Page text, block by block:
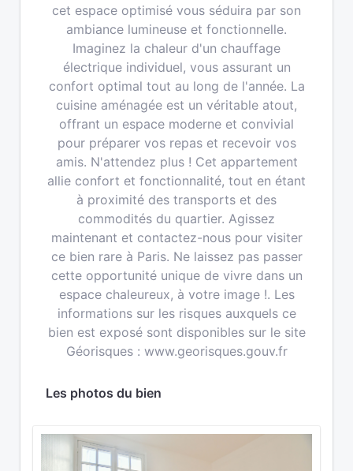
cet espace optimisé vous séduira par son
ambiance lumineuse et fonctionnelle.
Imaginez la chaleur d'un chauffage
électrique individuel, vous assurant un
confort optimal tout au long de l'année. La
cuisine aménagée est un véritable atout,
offrant un espace moderne et convivial
pour préparer vos repas et recevoir vos
amis. N'attendez plus ! Cet appartement
allie confort et fonctionnalité, tout en étant
à proximité des transports et des
commodités du quartier. Agissez
maintenant et contactez-nous pour visiter
ce bien rare à Paris. Ne laissez pas passer
cette opportunité unique de vivre dans un
espace chaleureux, à votre image !. Les
informations sur les risques auxquels ce
bien est exposé sont disponibles sur le site
Géorisques : www.georisques.gouv.fr
Les photos du bien